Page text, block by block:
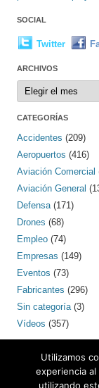
SOCIAL
Twitter
ARCHIVOS
Archivos
CATEGORÍAS
Accidentes (209)
Aeropuertos (416)
Aviación Comercial
Aviación General
Defensa (171)
Drones (68)
Empleo (74)
Empresas (149)
Eventos (73)
Fabricantes (296)
Sin categoría (3)
Vídeos (357)
Utilizamos
experiencia
utilizando